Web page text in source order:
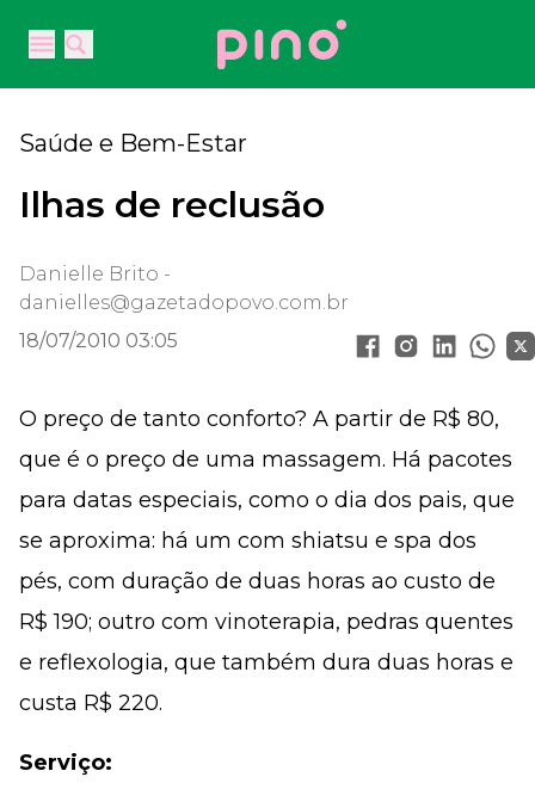
Open main menu
Open main menu
Your Company
Saúde e Bem-Estar
Ilhas de reclusão
Danielle Brito -
danielles@gazetadopovo.com.br
18/07/2010 03:05
O preço de tanto conforto? A partir de R$ 80,
que é o preço de uma massagem. Há pacotes
para datas especiais, como o dia dos pais, que
se aproxima: há um com shiatsu e spa dos
pés, com duração de duas horas ao custo de
R$ 190; outro com vinoterapia, pedras quentes
e reflexologia, que também dura duas horas e
custa R$ 220.
Serviço: